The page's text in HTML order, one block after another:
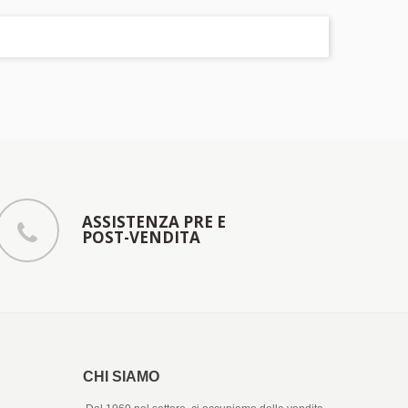
ASSISTENZA PRE E
POST-VENDITA
CHI SIAMO